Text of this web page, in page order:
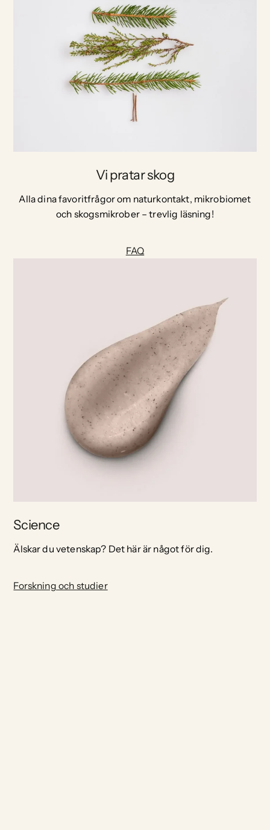
Vi pratar skog
Alla dina favoritfrågor om naturkontakt, mikrobiomet
och skogsmikrober – trevlig läsning!
FAQ
Science
Älskar du vetenskap? Det här är något för dig.
Forskning och studier